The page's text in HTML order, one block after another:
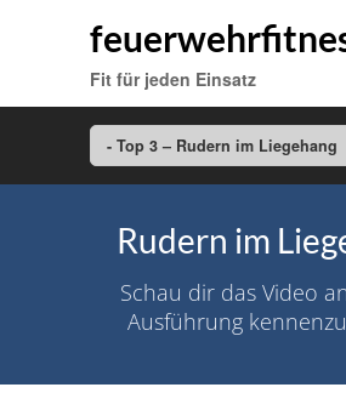
Fit für jeden Einsatz
- Top 3 – Rudern im Liegehang
Rudern im
Schau dir das Video
Ausführung